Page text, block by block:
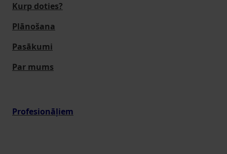
Kurp doties?
Plānošana
Pasākumi
Par mums
Profesionāļiem